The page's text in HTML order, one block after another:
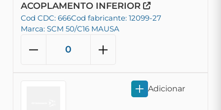
ACOPLAMENTO INFERIOR
Cod CDC: 666Cod fabricante: 12099-27
Marca: SCM 50/C16 MAUSA
Adicionar